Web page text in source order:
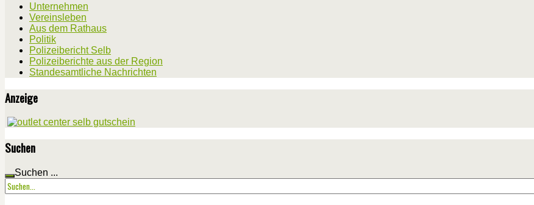
Unternehmen
Vereinsleben
Aus dem Rathaus
Politik
Polizeibericht Selb
Polizeiberichte aus der Region
Standesamtliche Nachrichten
Anzeige
Suchen
Suchen ...